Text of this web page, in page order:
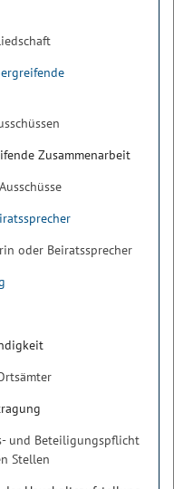
Zusammenarbeit
oder Beiratssprecher
und Beteiligungspflicht
Stellen